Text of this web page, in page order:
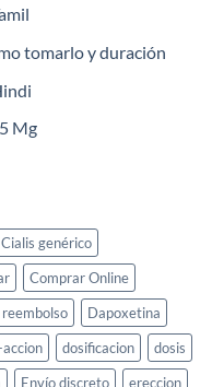
tomarlo y duración
Mg
Cialis genérico
Comprar Online
Dapoxetina
dosificacion
dosis
Envío discreto
ereccion